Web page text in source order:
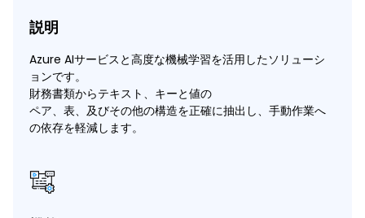
説明
Azure AIサービスと高度な機械学習を活用したソリューシ
ョンです。
財務書類からテキスト、キーと値の
ペア、表、及びその他の構造を正確に抽出し、手動作業へ
の依存を軽減します。